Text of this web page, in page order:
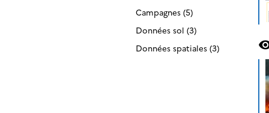
Campagnes (5)
Données sol (3)
Données spatiales (3)